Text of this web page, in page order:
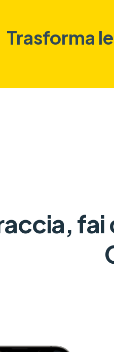
Trasforma
fai